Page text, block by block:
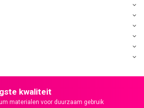
kwaliteit
materialen voor duurzaam gebruik